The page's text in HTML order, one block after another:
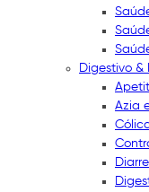
Digestivo &
Azia